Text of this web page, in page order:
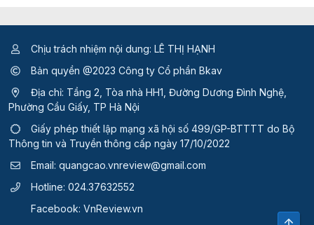
Chịu trách nhiệm nội dung: LÊ THỊ HẠNH
Bản quyền @2023 Công ty Cổ phần Bkav
Địa chỉ: Tầng 2, Tòa nhà HH1, Đường Dương Đình Nghệ,
Phường Cầu Giấy, TP Hà Nội
Giấy phép thiết lập mạng xã hội số 499/GP-BTTTT do Bộ
Thông tin và Truyền thông cấp ngày 17/10/2022
Email: quangcao.vnreview@gmail.com
Hotline: 024.37632552
Facebook: VnReview.vn